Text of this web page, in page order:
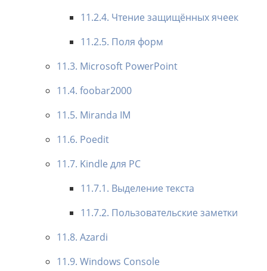
11.2.4. Чтение защищённых ячеек
11.2.5. Поля форм
11.3. Microsoft PowerPoint
11.4. foobar2000
11.5. Miranda IM
11.6. Poedit
11.7. Kindle для PC
11.7.1. Выделение текста
11.7.2. Пользовательские заметки
11.8. Azardi
11.9. Windows Console